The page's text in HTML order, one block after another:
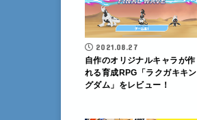
2021.08.27
自作のオリジナルキャラが作
れる育成RPG「ラクガキキン
グダム」をレビュー！